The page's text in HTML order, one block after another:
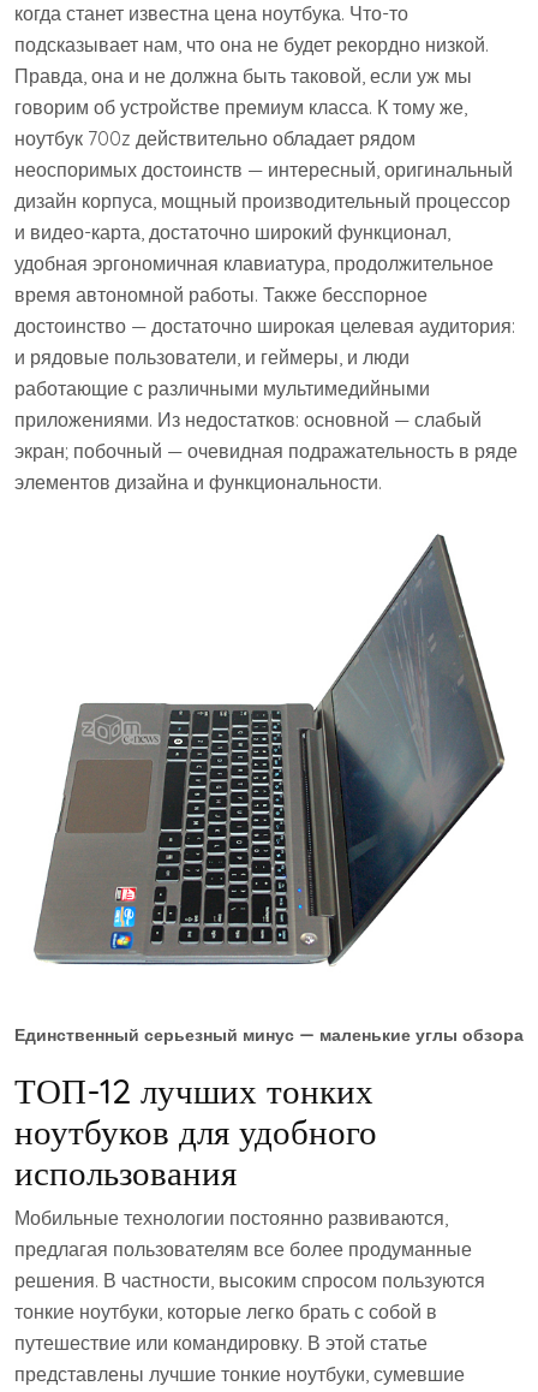
когда станет известна цена ноутбука. Что-то
подсказывает нам, что она не будет рекордно низкой.
Правда, она и не должна быть таковой, если уж мы
говорим об устройстве премиум класса. К тому же,
ноутбук 700z действительно обладает рядом
неоспоримых достоинств — интересный, оригинальный
дизайн корпуса, мощный производительный процессор
и видео-карта, достаточно широкий функционал,
удобная эргономичная клавиатура, продолжительное
время автономной работы. Также бесспорное
достоинство — достаточно широкая целевая аудитория:
и рядовые пользователи, и геймеры, и люди
работающие с различными мультимедийными
приложениями. Из недостатков: основной — слабый
экран; побочный — очевидная подражательность в ряде
элементов дизайна и функциональности.
Единственный серьезный минус — маленькие углы обзора
ТОП-12 лучших тонких
ноутбуков для удобного
использования
Мобильные технологии постоянно развиваются,
предлагая пользователям все более продуманные
решения. В частности, высоким спросом пользуются
тонкие ноутбуки, которые легко брать с собой в
путешествие или командировку. В этой статье
представлены лучшие тонкие ноутбуки, сумевшие